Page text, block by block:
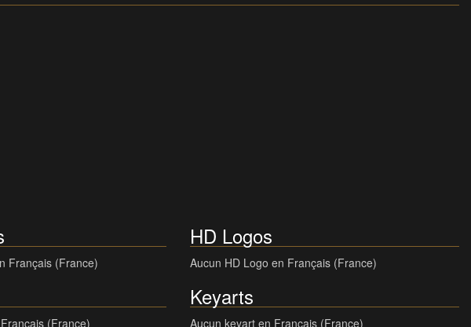
Français (France)
HD Logos
Aucun HD Logo en Français (France)
(France)
Keyarts
Aucun keyart en Français (France)